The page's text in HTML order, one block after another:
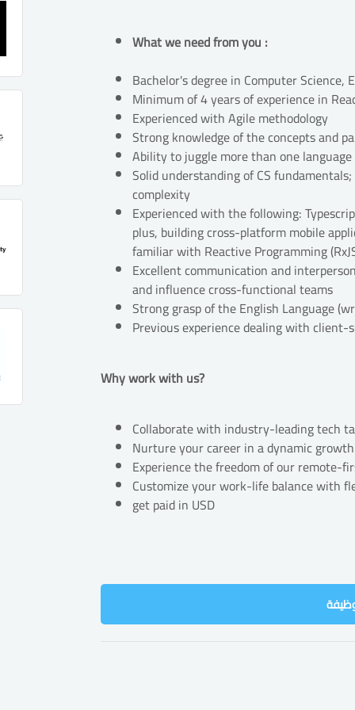
What we need from you :
Bachelor's degree in Computer Science,
Minimum of 4 years of experience in
Experienced with Agile methodology
Strong knowledge of the concepts and
Ability to juggle more than one
Solid understanding of CS
complexity
Experienced with the following:
plus, building cross-platform mobile
familiar with Reactive Programming
Excellent communication and
and influence cross-functional teams
Strong grasp of the English Language
Previous experience dealing with
Why work with us?
Collaborate with industry-leading tech
Nurture your career in a dynamic
Experience the freedom of our remote-
Customize your work-life balance with
get paid in USD